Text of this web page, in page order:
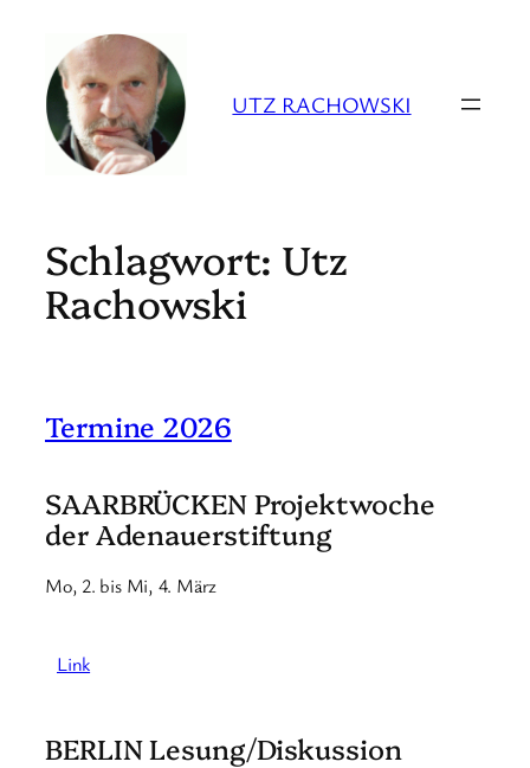
Inhalt
springen
UTZ RACHOWSKI
Schlagwort: Utz
Rachowski
Termine 2026
SAARBRÜCKEN Projektwoche
der Adenauerstiftung
Mo, 2. bis Mi, 4. März
Link
BERLIN Lesung/Diskussion